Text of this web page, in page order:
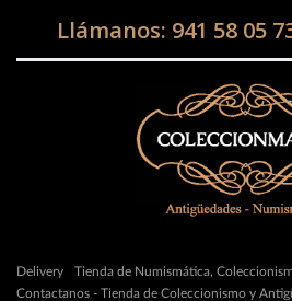
Llámanos: 941 58 05
Delivery
Tienda de Numismática,
Contactanos - Tienda de Coleccionismo y